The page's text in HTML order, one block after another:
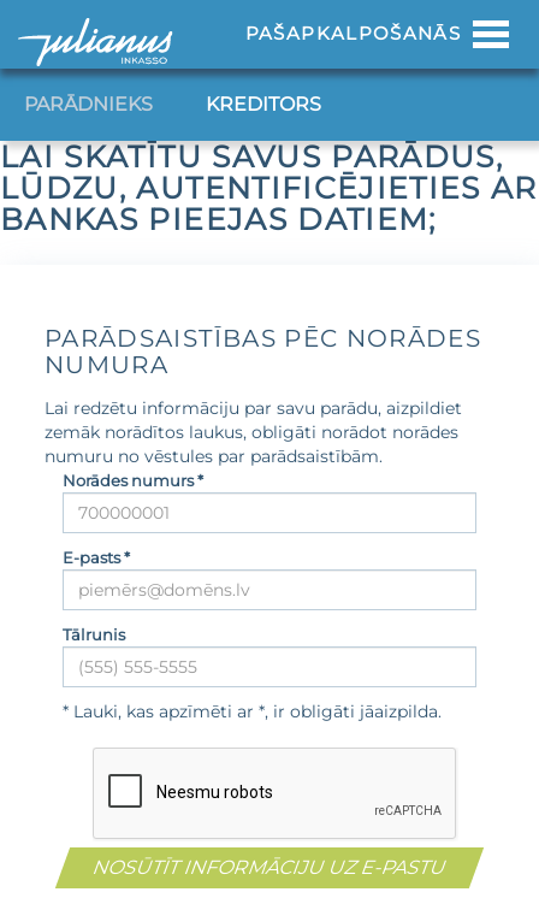
PAŠAPKALPOŠANĀS
PARĀDNIEKS KREDITORS
LAI SKATĪTU SAVUS PARĀDUS,
LŪDZU, AUTENTIFICĒJIETIES AR
BANKAS PIEEJAS DATIEM;
PARĀDSAISTĪBAS PĒC NORĀDES
NUMURA
Lai redzētu informāciju par savu parādu, aizpildiet
zemāk norādītos laukus, obligāti norādot norādes
numuru no vēstules par parādsaistībām.
Norādes numurs *
E-pasts *
Tālrunis
* Lauki, kas apzīmēti ar *, ir obligāti jāaizpilda.